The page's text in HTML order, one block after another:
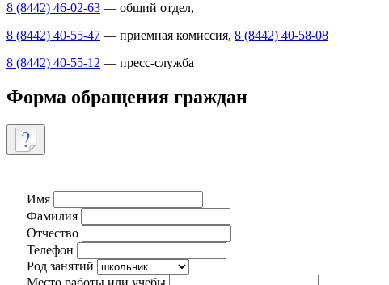
8 (8442) 46-02-63 — общий отдел,
8 (8442) 40-55-47 — приемная комиссия, 8 (8442) 40-58-08
8 (8442) 40-55-12 — пресс-служба
Форма обращения граждан
Имя
Фамилия
Отчество
Телефон
Род занятий